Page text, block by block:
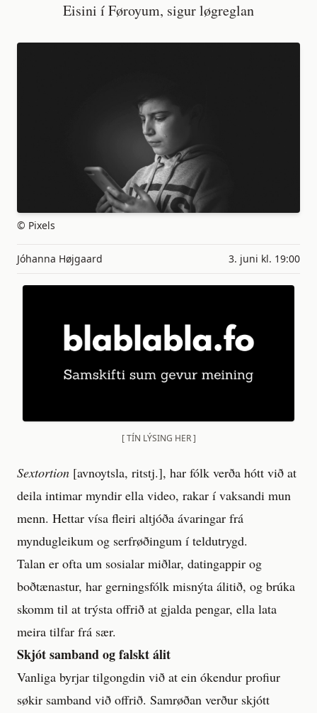
Eisini í Føroyum, sigur løgreglan
© Pixels
Jóhanna Højgaard 3. juni kl. 19:00
[ TÍN LÝSING HER ]
Sextortion [avnoytsla, ritstj.], har fólk verða hótt við at
deila intimar myndir ella video, rakar í vaksandi mun
menn. Hettar vísa fleiri altjóða ávaringar frá
myndugleikum og serfrøðingum í teldutrygd.
Talan er ofta um sosialar miðlar, datingappir og
boðtænastur, har gerningsfólk misnýta álitið, og brúka
skomm til at trýsta offrið at gjalda pengar, ella lata
meira tilfar frá sær.
Skjót samband og falskt álit
Vanliga byrjar tilgongdin við at ein ókendur profiur
søkir samband við offrið. Samrøðan verður skjótt